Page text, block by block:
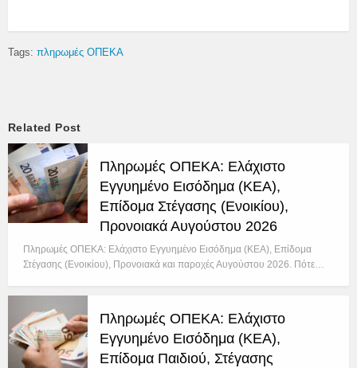
Tags: πληρωμές ΟΠΕΚΑ
Related Post
Πληρωμές ΟΠΕΚΑ: Ελάχιστο
Εγγυημένο Εισόδημα (ΚΕΑ),
Επίδομα Στέγασης (Ενοικίου),
Προνοιακά Αυγούστου 2026
Πληρωμές ΟΠΕΚΑ: Ελάχιστο Εγγυημένο Εισόδημα (ΚΕΑ), Επίδομα
Στέγασης (Ενοικίου), Προνοιακά και παροχές Αυγούστου 2026. Πότε…
Πληρωμές ΟΠΕΚΑ: Ελάχιστο
Εγγυημένο Εισόδημα (ΚΕΑ),
Επίδομα Παιδιού, Στέγασης